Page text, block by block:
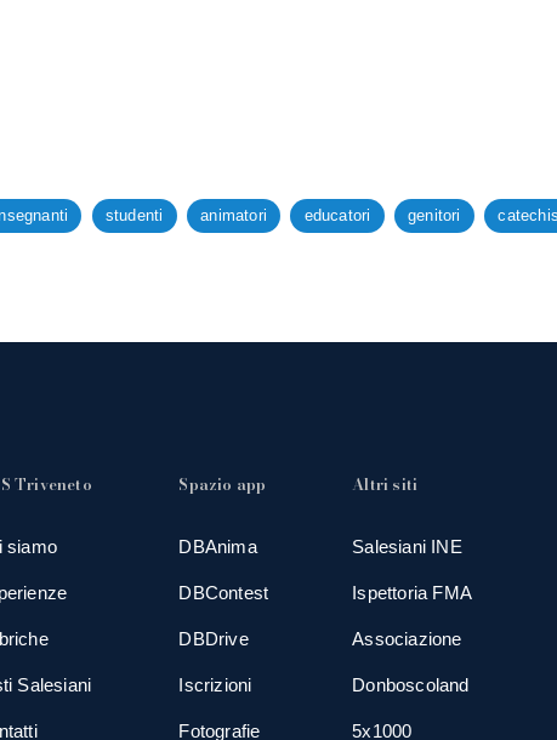
studenti animatori educatori genitori
Triveneto
siamo
Salesiani
Spazio app
DBAnima
DBContest
DBDrive
Iscrizioni
Fotografie
Altri siti
Salesiani INE
Ispettoria FMA
Associazione
Donboscoland
5x1000